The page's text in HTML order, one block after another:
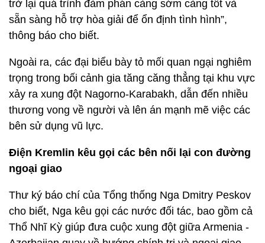
trở lại quá trình đàm phán càng sớm càng tốt và
sẵn sàng hỗ trợ hòa giải để ổn định tình hình”,
thông báo cho biết.
Ngoài ra, các đại biểu bày tỏ mối quan ngại nghiêm
trọng trong bối cảnh gia tăng căng thẳng tại khu vực
xảy ra xung đột Nagorno-Karabakh, dẫn đến nhiều
thương vong về người và lên án mạnh mẽ việc các
bên sử dụng vũ lực.
Điện Kremlin kêu gọi các bên nối lại con đường
ngoại giao
Thư ký báo chí của Tổng thống Nga Dmitry Peskov
cho biết, Nga kêu gọi các nước đối tác, bao gồm cả
Thổ Nhĩ Kỳ giúp đưa cuộc xung đột giữa Armenia -